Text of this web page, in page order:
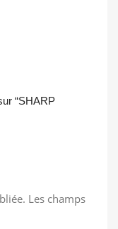
“SHARP
Les champs